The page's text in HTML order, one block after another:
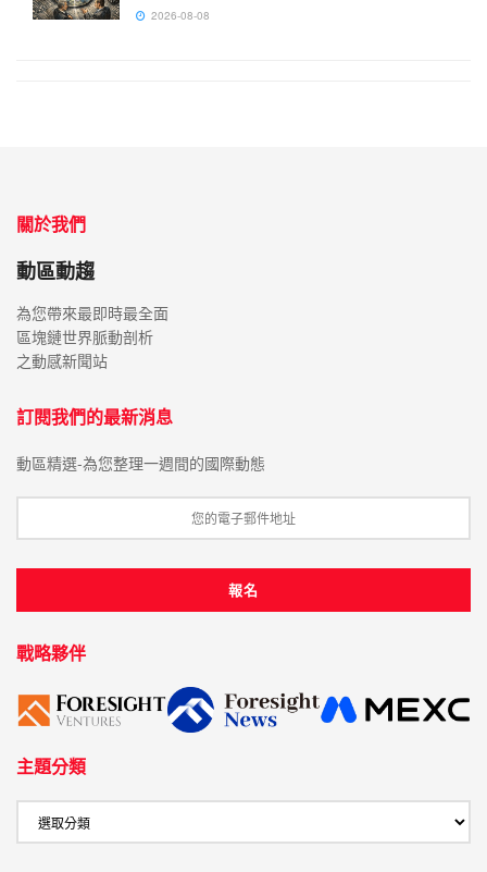
2026-08-08
關於我們
動區動趨
為您帶來最即時最全面
區塊鏈世界脈動剖析
之動感新聞站
訂閱我們的最新消息
動區精選-為您整理一週間的國際動態
戰略夥伴
主題分類